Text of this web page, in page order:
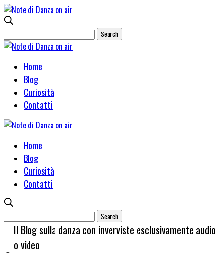
Home
Blog
Curiosità
Contatti
Home
Blog
Curiosità
Contatti
Il Blog sulla danza con inverviste esclusivamente audio
o video